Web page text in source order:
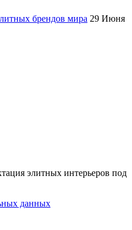
брендов мира 29 Июня
элитных интерьеров под
данных